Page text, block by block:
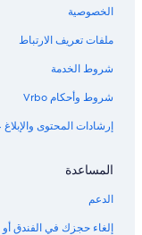
تi
t
r
n
p
r
h
t
a
الخصوصية
ملفات تعريف الارتباط
شروط الخدمة
شروط وأحكام Vrbo
إرشادات المحتوى
المساعدة
الدعم
إلغاء حجزك في الفندق